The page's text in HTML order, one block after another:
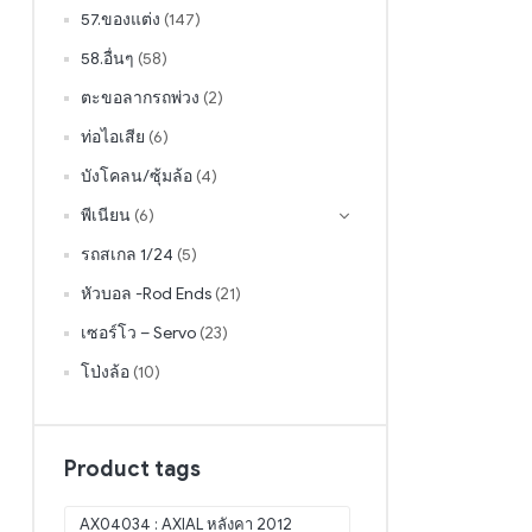
57.ของแต่ง (147)
58.อื่นๆ (58)
ตะขอลากรถพ่วง (2)
ท่อไอเสีย (6)
บังโคลน/ซุ้มล้อ (4)
พีเนียน (6)
รถสเกล 1/24 (5)
หัวบอล -Rod Ends (21)
เซอร์โว – Servo (23)
โป่งล้อ (10)
Product tags
AX04034 : AXIAL หลังคา 2012